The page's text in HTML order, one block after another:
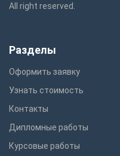
All right reserved.
Разделы
Оформить заявку
Узнать стоимость
Контакты
Дипломные работы
Курсовые работы